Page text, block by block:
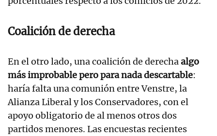
Coalición de derecha
En el otro lado, una coalición de derechaalgo
más improbable pero para nada descartable:
haría falta una comunión entre Venstre, la
Alianza Liberal y los Conservadores, con el
apoyo obligatorio de al menos otros dos
partidos menores. Las encuestas recientes